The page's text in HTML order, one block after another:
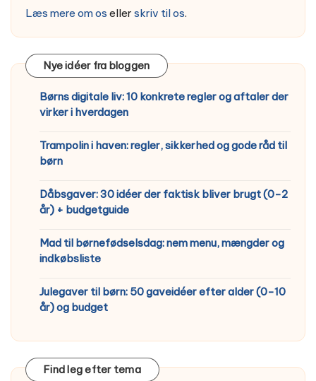
Læs mere om os eller skriv til os.
Nye idéer fra bloggen
Børns digitale liv: 10 konkrete regler og aftaler der
virker i hverdagen
Trampolin i haven: regler, sikkerhed og gode råd til
børn
Dåbsgaver: 30 idéer der faktisk bliver brugt (0-2
år) + budgetguide
Mad til børnefødselsdag: nem menu, mængder og
indkøbsliste
Julegaver til børn: 50 gaveidéer efter alder (0-10
år) og budget
Find leg efter tema